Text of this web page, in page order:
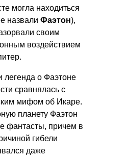
могла находиться
назвали Фаэтон),
своим
воздействием
легенда о Фаэтоне
сравнялась с
мифом об Икаре.
планету Фаэтон
фантасты, причем в
гибели
даже